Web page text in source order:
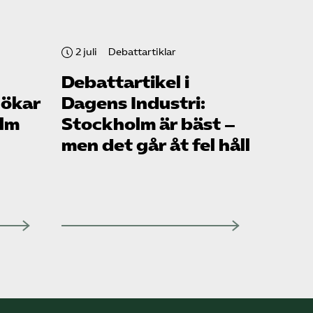
2 juli Debattartiklar
Debattartikel i
Dagens Industri:
Stockholm är bäst –
men det går åt fel håll